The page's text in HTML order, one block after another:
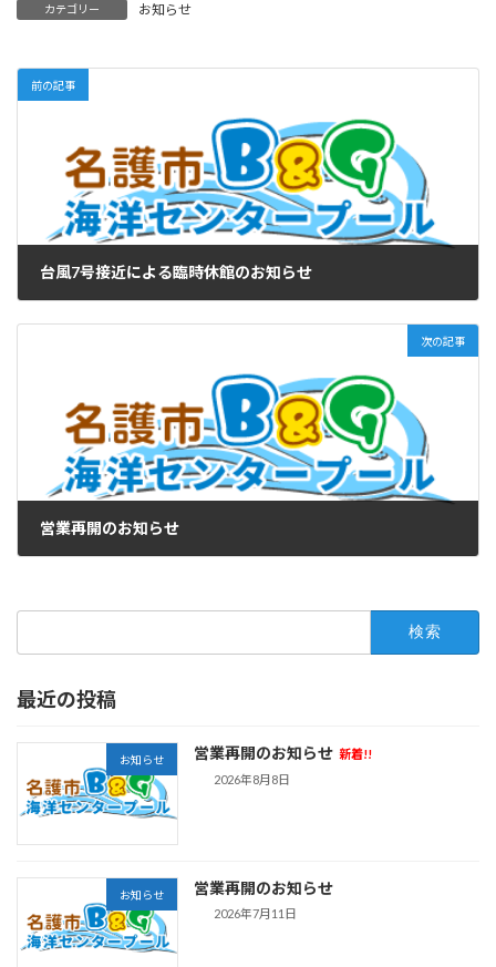
カテゴリー お知らせ
前の記事
台風7号接近による臨時休館のお知らせ
次の記事
営業再開のお知らせ
最近の投稿
お知らせ 営業再開のお知らせ 新着!!
2026年8月8日
お知らせ 営業再開のお知らせ
2026年7月11日